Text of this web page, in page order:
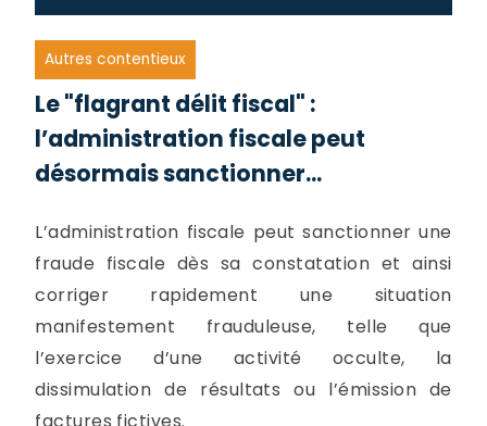
Autres contentieux
Le "flagrant délit fiscal" :
l’administration fiscale peut
désormais sanctionner...
L’administration fiscale peut sanctionner une
fraude fiscale dès sa constatation et ainsi
corriger rapidement une situation
manifestement frauduleuse, telle que
l’exercice d’une activité occulte, la
dissimulation de résultats ou l’émission de
factures fictives.